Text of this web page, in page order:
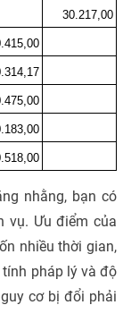
30.217,00
nhằng, bạn có
vụ. Ưu điểm của
nhiều thời gian,
tính pháp lý và độ
cơ bị đổi phải